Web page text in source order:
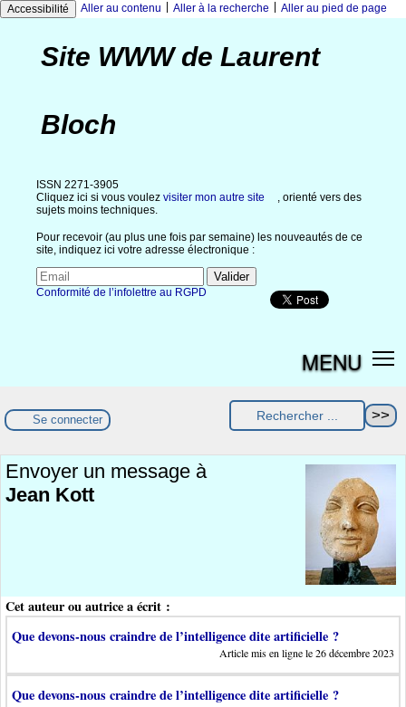
Accessibilité Aller au contenu Aller à la recherche Aller au pied de page
Site WWW de Laurent
Bloch
ISSN 2271-3905
Cliquez ici si vous voulez visiter mon autre site
, orienté vers des
sujets moins techniques.
Pour recevoir (au plus une fois par semaine) les nouveautés de ce
site, indiquez ici votre adresse électronique :
Conformité de l’infolettre au RGPD
MENU
Se connecter
Envoyer un message à
Jean Kott
Cet auteur ou autrice a écrit :
Que devons-nous craindre de l’intelligence dite artificielle ?
Article mis en ligne le 26 décembre 2023
Que devons-nous craindre de l’intelligence dite artificielle ?